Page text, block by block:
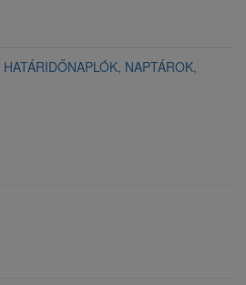
HATÁRIDŐNAPLÓK, NAPTÁROK,